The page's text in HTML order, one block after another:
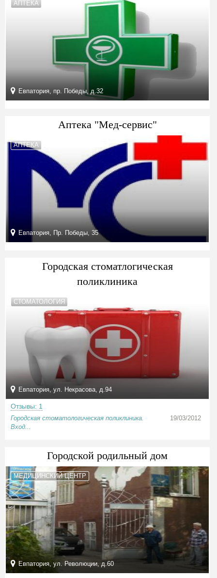
АПТЕКА
Евпатория, пр. Победы, д.32
Аптека "Мед-сервис"
АПТЕКА
Евпатория, Пр. Победы, 35
Городская стоматлогическая
поликлиника
СТОМАТОЛОГИЯ
Евпатория, ул. Некрасова, д.94
Отзывы: 1
Городская стоматологическая поликлиника.
Вход...
19/03/2012
Городской родильный дом
МЕДИЦИНСКИЙ ЦЕНТР
Евпатория, ул. Революции, д.60